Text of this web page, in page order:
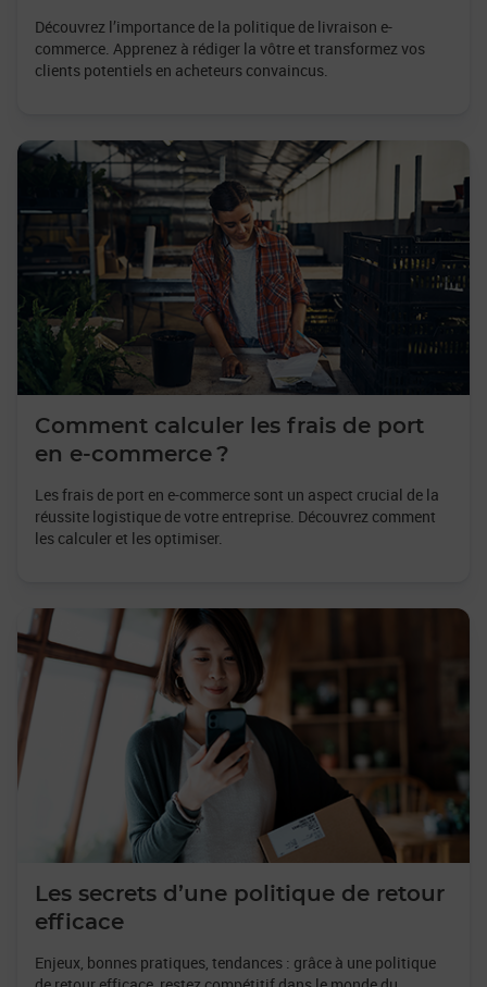
Découvrez l’importance de la politique de livraison e-
commerce. Apprenez à rédiger la vôtre et transformez vos
clients potentiels en acheteurs convaincus.
Comment calculer les frais de port
en e-commerce ?
Les frais de port en e-commerce sont un aspect crucial de la
réussite logistique de votre entreprise. Découvrez comment
les calculer et les optimiser.
Les secrets d’une politique de retour
efficace
Enjeux, bonnes pratiques, tendances : grâce à une politique